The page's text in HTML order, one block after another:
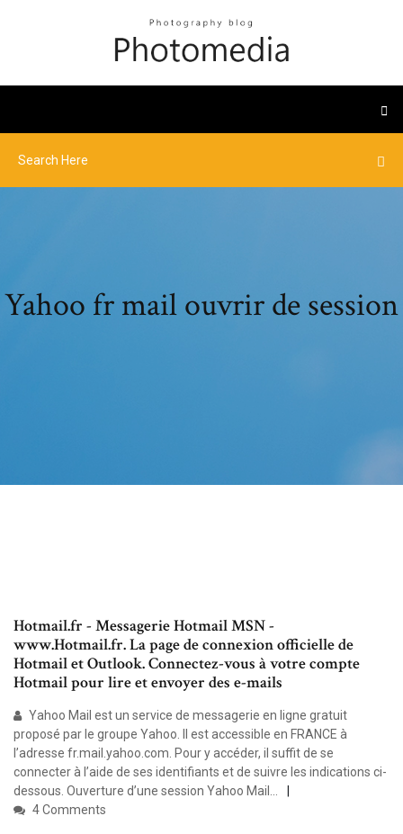
Yahoo fr mail ouvrir de session
Hotmail.fr - Messagerie Hotmail MSN -
www.Hotmail.fr. La page de connexion officielle de
Hotmail et Outlook. Connectez-vous à votre compte
Hotmail pour lire et envoyer des e-mails
Yahoo Mail est un service de messagerie en ligne gratuit
proposé par le groupe Yahoo. Il est accessible en FRANCE à
l’adresse fr.mail.yahoo.com. Pour y accéder, il suffit de se
connecter à l’aide de ses identifiants et de suivre les indications ci-
dessous. Ouverture d’une session Yahoo Mail...
4 Comments